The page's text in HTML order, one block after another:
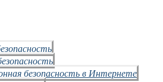
безопасность в Интернете